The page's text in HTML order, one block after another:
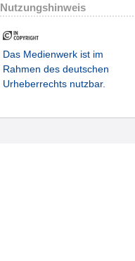
Nutzungshinweis
Das Medienwerk ist im
Rahmen des deutschen
Urheberrechts nutzbar.